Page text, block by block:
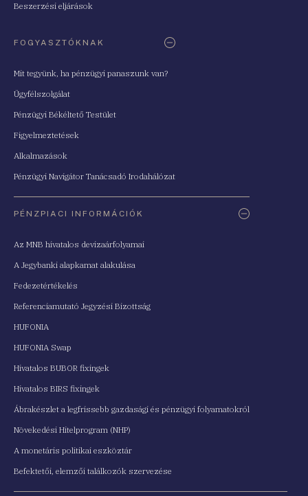
Beszerzési eljárások
FOGYASZTÓKNAK
Mit tegyünk, ha pénzügyi panaszunk van?
Ügyfélszolgálat
Pénzügyi Békéltető Testület
Figyelmeztetések
Alkalmazások
Pénzügyi Navigátor Tanácsadó Irodahálózat
PÉNZPIACI INFORMÁCIÓK
Az MNB hivatalos devizaárfolyamai
A Jegybanki alapkamat alakulása
Fedezetértékelés
Referenciamutató Jegyzési Bizottság
HUFONIA
HUFONIA Swap
Hivatalos BUBOR fixingek
Hivatalos BIRS fixingek
Ábrakészlet a legfrissebb gazdasági és pénzügyi folyamatokról
Növekedési Hitelprogram (NHP)
A monetáris politikai eszköztár
Befektetői, elemzői találkozók szervezése